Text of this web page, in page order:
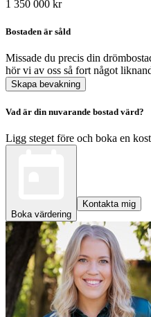
1 350 000 kr
Bostaden är såld
Missade du precis din
hör vi av oss så fort något
Skapa bevakning
Vad är din nuvarande bostad värd?
Ligg steget före och boka en
Boka värdering
Kontakta mig